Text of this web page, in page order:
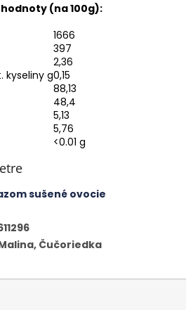
(na 100g):
1666
397
2,36
kyseliny g0,15
88,13
48,4
5,13
5,76
<0.01 g
sušené ovocie
Čučoriedka